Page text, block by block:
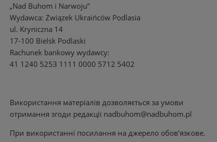
„Nad Buhom i Narwoju”
Wydawca: Związek Ukraińców Podlasia
ul. Kryniczna 14
17-100 Bielsk Podlaski
Rachunek bankowy wydawcy:
41 1240 5253 1111 0000 5712 5402
Використання матеріалів дозволяється за умови
отримання згоди редакції nadbuhom@nadbuhom.pl
При використанні посилання на джерело обов’язкове.